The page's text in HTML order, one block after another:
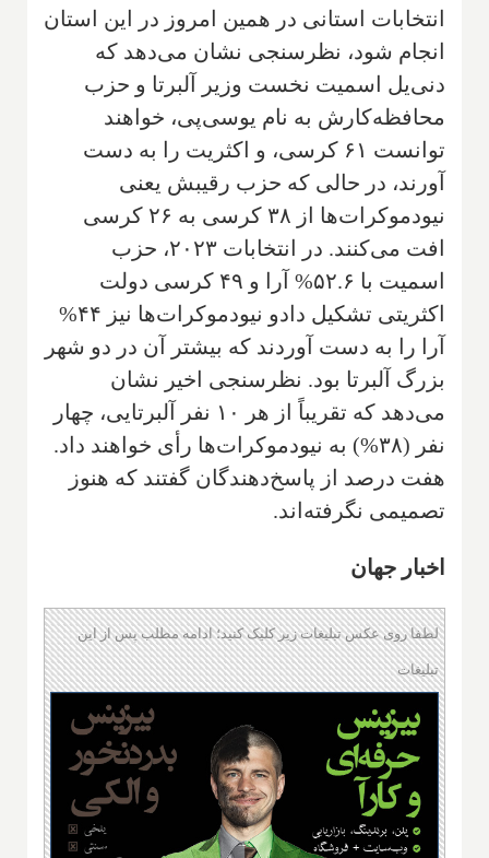
انتخابات استانی در همین امروز در این استان
انجام شود، نظرسنجی نشان می‌دهد که
دنی‌یل اسمیت نخست وزیر آلبرتا و حزب
محافظه‌کارش به نام یو‌سی‌پی، خواهند
توانست ۶۱ کرسی، و اکثریت را به دست
آورند، در حالی که حزب رقیبش یعنی
نیودموکرات‌ها از ۳۸ کرسی به ۲۶ کرسی
افت می‌کنند. در انتخابات ۲۰۲۳، حزب
اسمیت با ۵۲.۶% آرا و ۴۹ کرسی دولت
اکثریتی تشکیل دادو نیودموکرات‌ها نیز ۴۴%
آرا را به دست آوردند که بیشتر آن در دو شهر
بزرگ آلبرتا بود. نظرسنجی اخیر نشان
می‌دهد که تقریباً از هر ۱۰ نفر آلبرتایی، چهار
نفر (۳۸%) به نیودموکرات‌ها رأی خواهند داد.
هفت درصد از پاسخ‌دهندگان گفتند که هنوز
تصمیمی نگرفته‌اند.
اخبار جهان
لطفا روی عکس تبلیغات زیر کلیک کنید؛ ادامه مطلب پس از این
تبلیغات